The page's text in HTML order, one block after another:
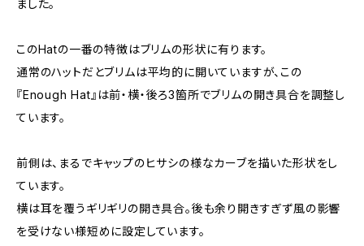
ました。
このHatの一番の特徴はブリムの形状に有ります。
通常のハットだとブリムは平均的に開いていますが、この
『Enough Hat』は前・横・後ろ3箇所でブリムの開き具合を調整し
ています。
前側は、まるでキャップのヒサシの様なカーブを描いた形状をし
ています。
横は耳を覆うギリギリの開き具合。後も余り開きすぎず風の影響
を受けない様短めに設定しています。